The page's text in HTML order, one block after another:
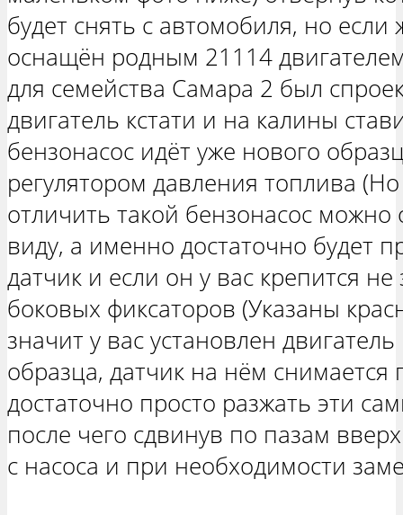
будет снять с автомобиля, но
оснащён родным 21114
для семейства Самара 2 был
двигатель кстати и на калины
бензонасос идёт уже нового
регулятором давления топлива
отличить такой бензонасос
виду, а именно достаточно будет
датчик и если он у вас крепится не
боковых фиксаторов (Указаны
значит у вас установлен
образца, датчик на нём снимается
достаточно просто разжать эти
после чего сдвинув по пазам
с насоса и при необходимости